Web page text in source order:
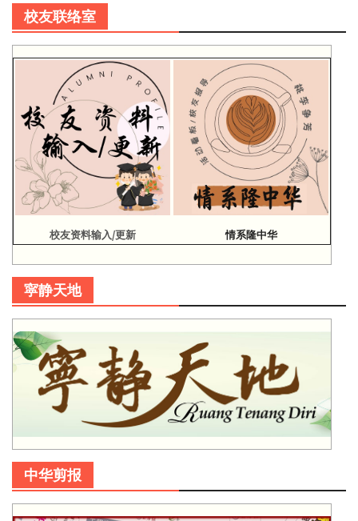
校友联络室
校友资料输入/更新 情系隆中华
寜静天地
中华剪报